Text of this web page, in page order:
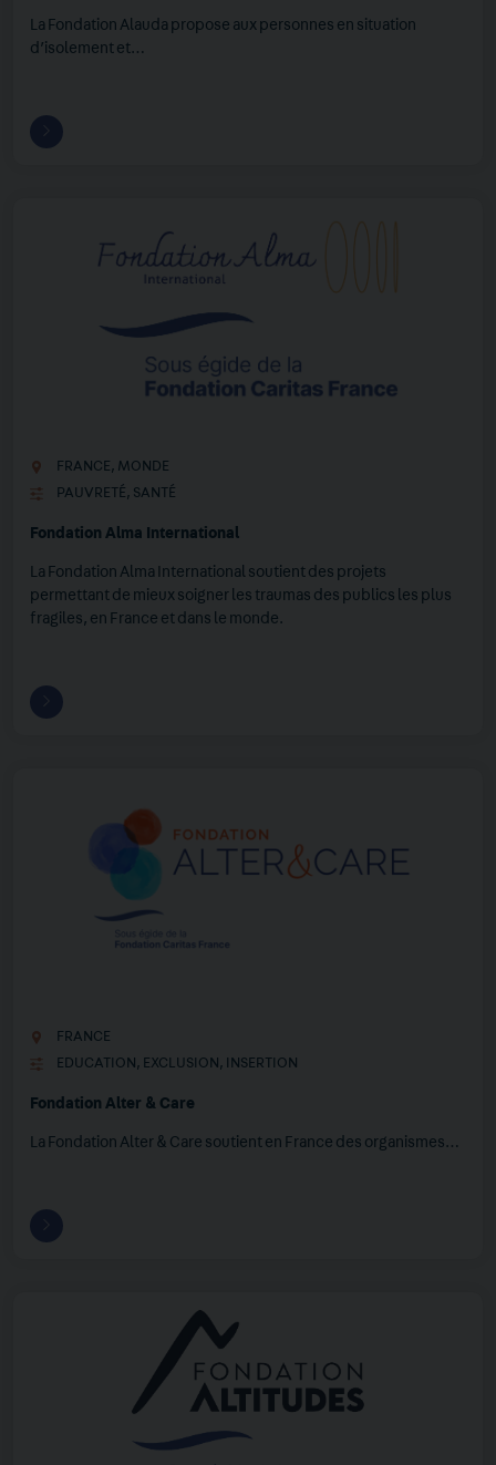
La Fondation Alauda propose aux personnes en situation
d’isolement et…
FRANCE, MONDE
PAUVRETÉ, SANTÉ
Fondation Alma International
La Fondation Alma International soutient des projets
permettant de mieux soigner les traumas des publics les plus
fragiles, en France et dans le monde.
FRANCE
EDUCATION , EXCLUSION , INSERTION
Fondation Alter & Care
La Fondation Alter & Care soutient en France des organismes…